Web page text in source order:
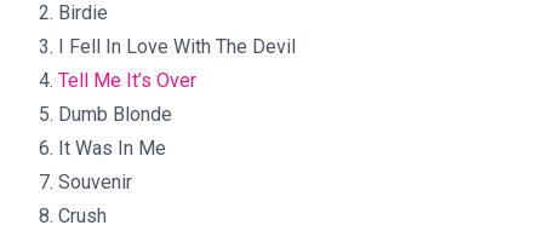
2. Birdie
3. I Fell In Love With The Devil
4. Tell Me It’s Over
5. Dumb Blonde
6. It Was In Me
7. Souvenir
8. Crush